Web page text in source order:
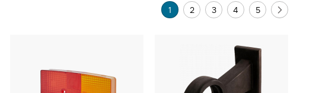
Pagina
U lees momenteel pagina
1 Pagina
2 Pagina
3 Pagina
4 Pagina
5 Pagina